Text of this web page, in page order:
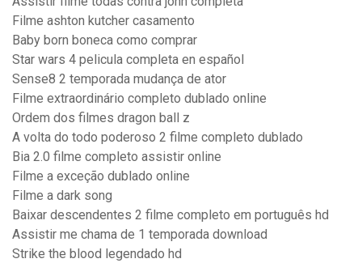
Filme ashton kutcher casamento
Baby born boneca como comprar
Star wars 4 pelicula completa en español
Sense8 2 temporada mudança de ator
Filme extraordinário completo dublado online
Ordem dos filmes dragon ball z
A volta do todo poderoso 2 filme completo dublado
Bia 2.0 filme completo assistir online
Filme a exceção dublado online
Filme a dark song
Baixar descendentes 2 filme completo em português hd
Assistir me chama de 1 temporada download
Strike the blood legendado hd